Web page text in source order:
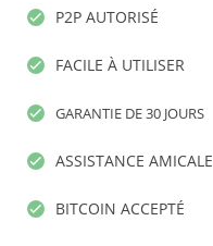
P2P AUTORISÉ
FACILE À UTILISER
GARANTIE DE 30 JOURS
ASSISTANCE AMICALE
BITCOIN ACCEPTÉ